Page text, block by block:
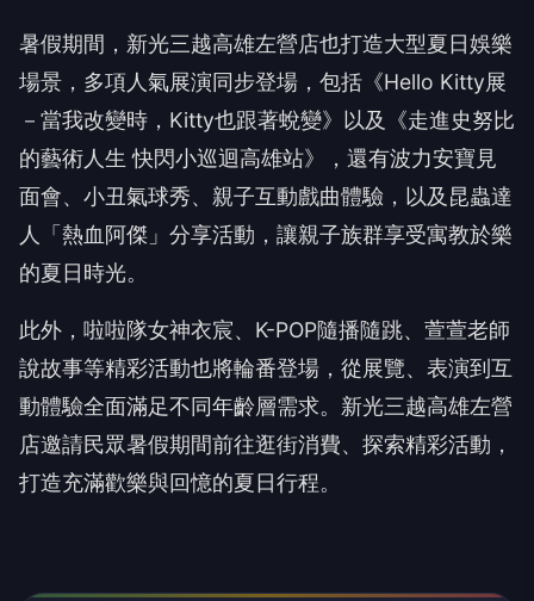
暑假期間，新光三越高雄左營店也打造大型夏日娛樂
場景，多項人氣展演同步登場，包括《Hello Kitty展
－當我改變時，Kitty也跟著蛻變》以及《走進史努比
的藝術人生 快閃小巡迴高雄站》，還有波力安寶見
面會、小丑氣球秀、親子互動戲曲體驗，以及昆蟲達
人「熱血阿傑」分享活動，讓親子族群享受寓教於樂
的夏日時光。
此外，啦啦隊女神衣宸、K-POP隨播隨跳、萱萱老師
說故事等精彩活動也將輪番登場，從展覽、表演到互
動體驗全面滿足不同年齡層需求。新光三越高雄左營
店邀請民眾暑假期間前往逛街消費、探索精彩活動，
打造充滿歡樂與回憶的夏日行程。